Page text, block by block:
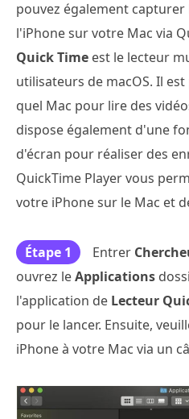
pouvez également
l'iPhone sur votre Mac via
Quick Time est le lecteur
utilisateurs de macOS. Il
quel Mac pour lire des
dispose également d'une
d'écran pour réaliser des
QuickTime Player vous
votre iPhone sur le Mac et
Étape 1 Entrer
ouvrez leApplications
l'application de Lecteur
pour le lancer. Ensuite,
iPhone à votre Mac via un